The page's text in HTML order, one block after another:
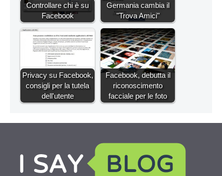
Controllare chi è su
Facebook
Germania cambia il
"Trova Amici"
Privacy su Facebook,
consigli per la tutela
dell'utente
Facebook, debutta il
riconoscimento
facciale per le foto